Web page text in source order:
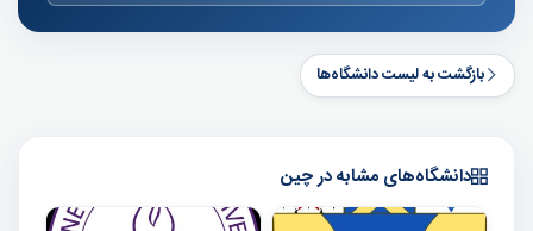
بازگشت به لیست دانشگاه‌ها
دانشگاه‌های مشابه در چین